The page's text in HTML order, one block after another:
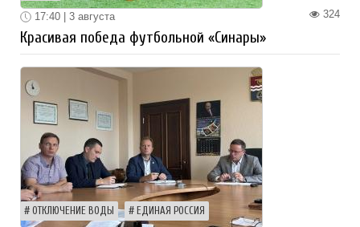
324
17:40 | 3 августа
Красивая победа футбольной «Синары»
ОТКЛЮЧЕНИЕ ВОДЫ ЕДИНАЯ РОССИЯ